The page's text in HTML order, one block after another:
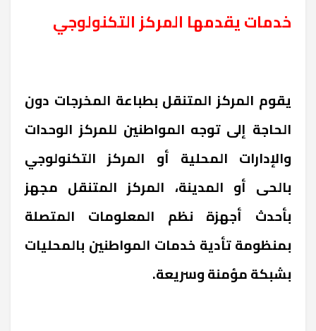
خدمات يقدمها المركز التكنولوجي
يقوم المركز المتنقل بطباعة المخرجات دون
الحاجة إلى توجه المواطنين للمركز الوحدات
والإدارات المحلية أو المركز التكنولوجي
بالحى أو المدينة، المركز المتنقل مجهز
بأحدث أجهزة نظم المعلومات المتصلة
بمنظومة تأدية خدمات المواطنين بالمحليات
بشبكة مؤمنة وسريعة.